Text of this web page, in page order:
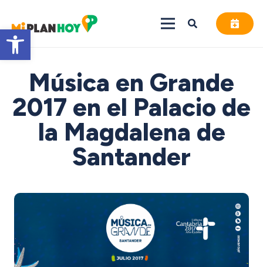
Abrir barra de herramientas
Música en Grande
2017 en el Palacio de
la Magdalena de
Santander